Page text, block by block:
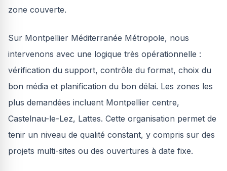
zone couverte.
Sur Montpellier Méditerranée Métropole, nous
intervenons avec une logique très opérationnelle :
vérification du support, contrôle du format, choix du
bon média et planification du bon délai. Les zones les
plus demandées incluent Montpellier centre,
Castelnau-le-Lez, Lattes. Cette organisation permet de
tenir un niveau de qualité constant, y compris sur des
projets multi-sites ou des ouvertures à date fixe.